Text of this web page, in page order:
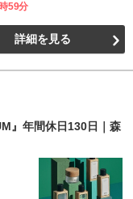
59分
詳細を見る
』年間休日130日｜森